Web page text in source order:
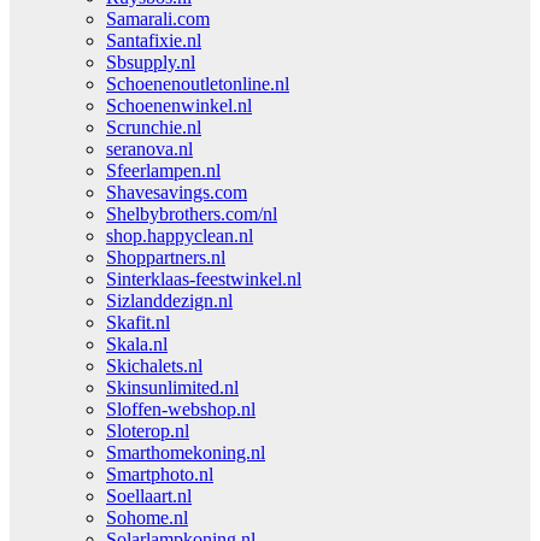
Samarali.com
Santafixie.nl
Sbsupply.nl
Schoenenoutletonline.nl
Schoenenwinkel.nl
Scrunchie.nl
seranova.nl
Sfeerlampen.nl
Shavesavings.com
Shelbybrothers.com/nl
shop.happyclean.nl
Shoppartners.nl
Sinterklaas-feestwinkel.nl
Sizlanddezign.nl
Skafit.nl
Skala.nl
Skichalets.nl
Skinsunlimited.nl
Sloffen-webshop.nl
Sloterop.nl
Smarthomekoning.nl
Smartphoto.nl
Soellaart.nl
Sohome.nl